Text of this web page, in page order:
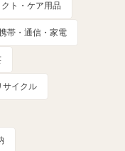
ト・ケア用品
帯・通信・家電
サイクル